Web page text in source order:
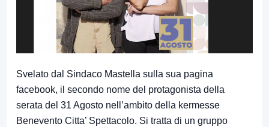
Svelato dal Sindaco Mastella sulla sua pagina
facebook, il secondo nome del protagonista della
serata del 31 Agosto nell’ambito della kermesse
Benevento Citta’ Spettacolo. Si tratta di un gruppo